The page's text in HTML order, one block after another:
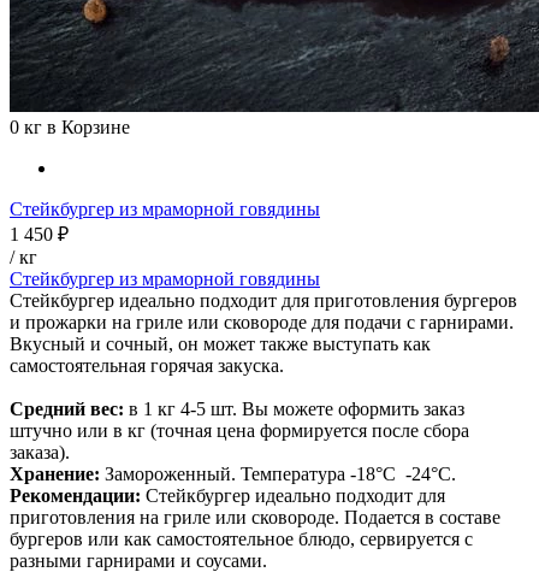
0 кг в Корзине
Стейкбургер из мраморной говядины
1 450 ₽
/ кг
Стейкбургер из мраморной говядины
Стейкбургер идеально подходит для приготовления бургеров
и прожарки на гриле или сковороде для подачи с гарнирами.
Вкусный и сочный, он может также выступать как
самостоятельная горячая закуска.
Средний вес: в 1 кг 4-5 шт. Вы можете оформить заказ
штучно или в кг (точная цена формируется после сбора
заказа).
Хранение: Замороженный. Температура -18°С -24°С.
Рекомендации: Стейкбургер идеально подходит для
приготовления на гриле или сковороде. Подается в составе
бургеров или как самостоятельное блюдо, сервируется с
разными гарнирами и соусами.